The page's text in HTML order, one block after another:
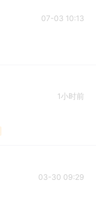
07-03 10:13
1小时前
03-30 09:29